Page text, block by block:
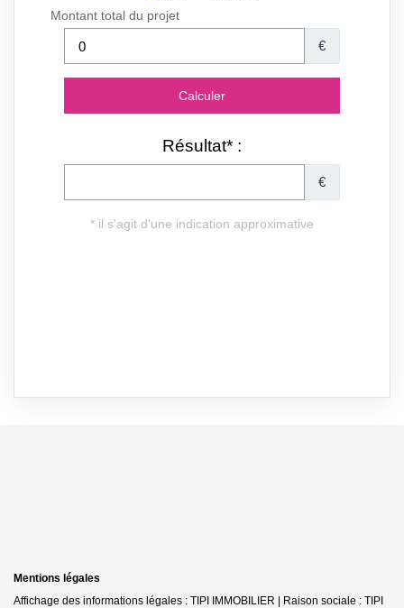
Mentions légales
Affichage des informations légales : TIPI IMMOBILIER | Raison sociale : TIPI